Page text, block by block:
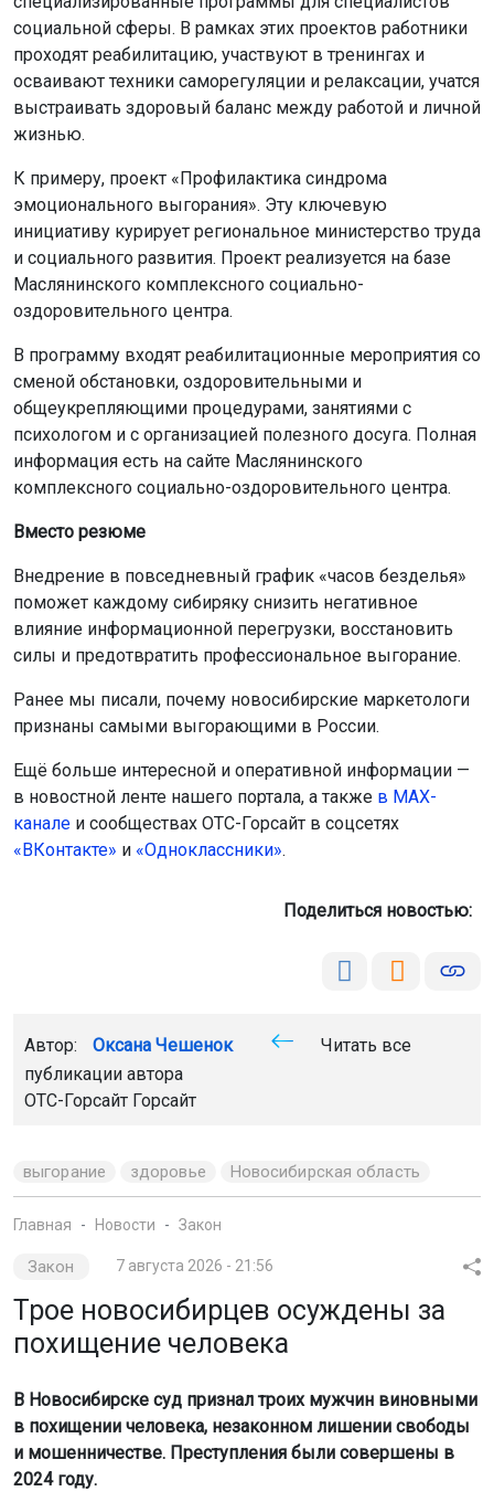
социальной сферы. В рамках этих проектов работники
проходят реабилитацию, участвуют в тренингах и
осваивают техники саморегуляции и релаксации, учатся
выстраивать здоровый баланс между работой и личной
жизнью.
К примеру, проект «Профилактика синдрома
эмоционального выгорания». Эту ключевую
инициативу курирует региональное министерство труда
и социального развития. Проект реализуется на базе
Маслянинского комплексного социально-
оздоровительного центра.
В программу входят реабилитационные мероприятия со
сменой обстановки, оздоровительными и
общеукрепляющими процедурами, занятиями с
психологом и с организацией полезного досуга. Полная
информация есть на сайте Маслянинского
комплексного социально-оздоровительного центра.
Вместо резюме
Внедрение в повседневный график «часов безделья»
поможет каждому сибиряку снизить негативное
влияние информационной перегрузки, восстановить
силы и предотвратить профессиональное выгорание.
Ранее мы писали, почему новосибирские маркетологи
признаны самыми выгорающими в России.
Ещё больше интересной и оперативной информации —
в новостной ленте нашего портала, а также в МАХ-
канале и сообществах ОТС-Горсайт в соцсетях
«ВКонтакте» и «Одноклассники».
Поделиться новостью:
Автор: Оксана Чешенок
Читать все
публикации автора
ОТС-Горсайт Горсайт
выгорание здоровье Новосибирская область
Главная Новости Закон
Закон 7 августа 2026 - 21:56
Трое новосибирцев осуждены за
похищение человека
В Новосибирске суд признал троих мужчин виновными
в похищении человека, незаконном лишении свободы
и мошенничестве. Преступления были совершены в
2024 году.